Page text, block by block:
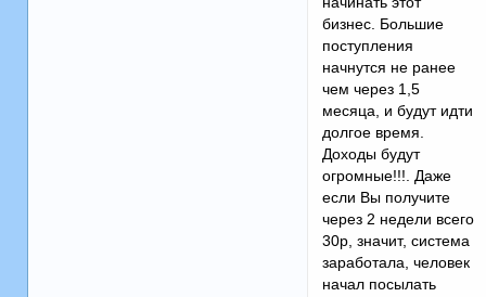
бизнес. Большие
поступления
начнутся не ранее
чем через 1,5
месяца, и будут идти
долгое время.
Доходы будут
огромные!!!. Даже
если Вы получите
через 2 недели всего
30р, значит, система
заработала, человек
начал посылать